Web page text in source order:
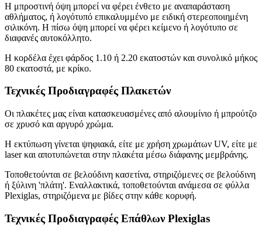
Η μπροστινή όψη μπορεί να φέρει ένθετο με αναπαράσταση
αθλήματος, ή λογότυπό επικαλυμμένο με ειδική στερεοποιημένη
σιλικόνη. Η πίσω όψη μπορεί να φέρει κείμενο ή λογότυπο σε
διαφανές αυτοκόλλητο.
Η κορδέλα έχει φάρδος 1.10 ή 2.20 εκατοστών και συνολικό μήκος
80 εκατοστά, με κρίκο.
Τεχνικές Προδιαγραφές Πλακετών
Οι πλακέτες μας είναι κατασκευασμένες από αλουμίνιο ή μπρούτζο
σε χρυσό και αργυρό χρώμα.
Η εκτύπωση γίνεται ψηφιακά, είτε με χρήση χρωμάτων UV, είτε με
laser και αποτυπώνεται στην πλακέτα μέσω διάφανης μεμβράνης.
Τοποθετούνται σε βελούδινη κασετίνα, στηριζόμενες σε βελούδινη
ή ξύλινη 'πλάτη'. Εναλλακτικά, τοποθετούνται ανάμεσα σε φύλλα
Plexiglas, στηριζόμενα με βίδες στην κάθε κορυφή.
Τεχνικές Προδιαγραφές ΕπάθλωνPlexiglas